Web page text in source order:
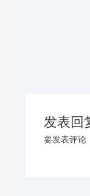
发表回
要发表评论